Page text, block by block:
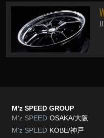
M'z SPEED GROUP
M'z SPEED OSAKA/大阪
M'z SPEED KOBE/神戸